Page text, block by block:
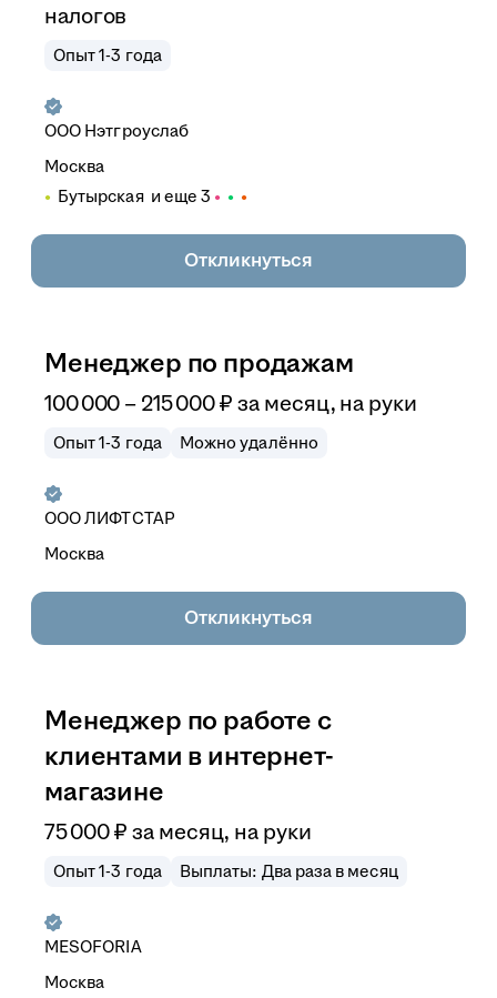
налогов
Опыт 1-3 года
ООО Нэтгроуслаб
Москва
Бутырская и еще 3
Откликнуться
Менеджер по продажам
100 000 – 215 000₽ за месяц, на руки
Опыт 1-3 года Можно удалённо
ОООЛИФТСТАР
Москва
Откликнуться
Менеджер по работе с
клиентами в интернет-
магазине
75 000₽ за месяц, на руки
Опыт 1-3 года Выплаты: Два раза в месяц
MESOFORIA
Москва